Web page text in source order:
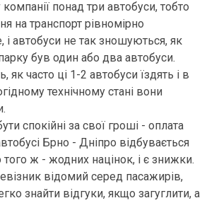
понад три автобуси, тобто
на транспорт рівномірно
і автобуси не так зношуються, як
був один або два автобуси.
як часто ці 1-2 автобуси їздять і в
технічному стані вони
спокійні за свої гроші - оплата
Брно - Дніпро відбувається
того ж - жодних націнок, і є знижки.
відомий серед пасажирів,
знайти відгуки, якщо загуглити, а